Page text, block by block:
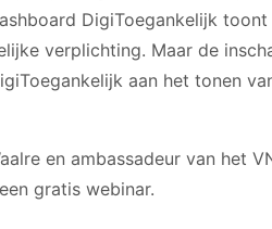
DigiToegankelijk
verplichting. Maar de
aan het tonen
en ambassadeur van het
gratis webinar.